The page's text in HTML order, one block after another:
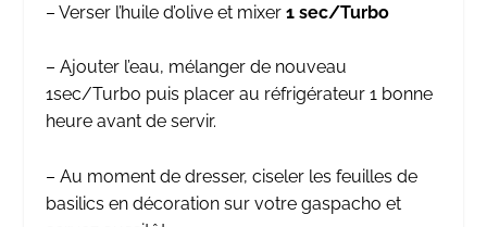
– Verser l’huile d’olive et mixer1 sec/Turbo
– Ajouter l’eau, mélanger de nouveau
1sec/Turbo puis placer au réfrigérateur 1 bonne
heure avant de servir.
– Au moment de dresser, ciseler les feuilles de
basilics en décoration sur votre gaspacho et